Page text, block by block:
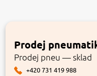
Prodej
Prodej pneu — sklad
+420 731 419 988